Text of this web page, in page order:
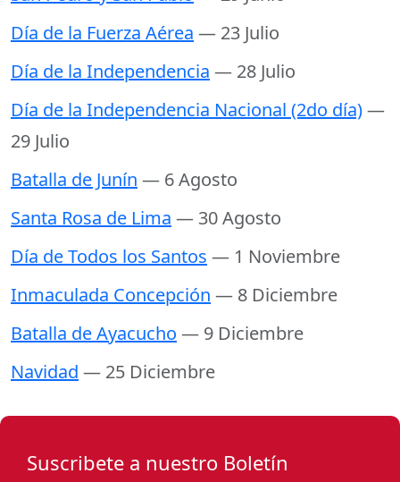
Día de la Fuerza Aérea — 23 Julio
Día de la Independencia — 28 Julio
Día de la Independencia Nacional (2do día)—
29 Julio
Batalla de Junín — 6 Agosto
Santa Rosa de Lima — 30 Agosto
Día de Todos los Santos — 1 Noviembre
Inmaculada Concepción — 8 Diciembre
Batalla de Ayacucho — 9 Diciembre
Navidad — 25 Diciembre
Suscribete a nuestro Boletín